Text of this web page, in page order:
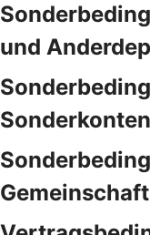
und
Sonderkonten